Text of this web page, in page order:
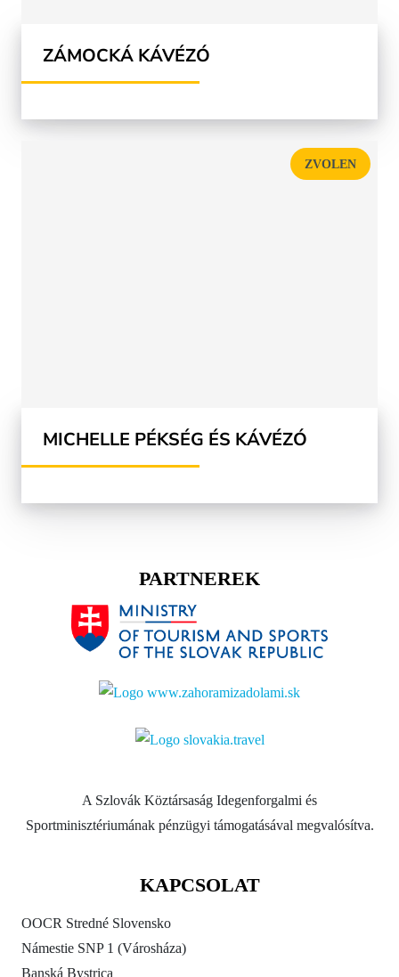
ZÁMOCKÁ KÁVÉZÓ
ZVOLEN
MICHELLE PÉKSÉG ÉS KÁVÉZÓ
PARTNEREK
A Szlovák Köztársaság Idegenforgalmi és
Sportminisztériumának pénzügyi támogatásával megvalósítva.
KAPCSOLAT
OOCR Stredné Slovensko
Námestie SNP 1 (Városháza)
Banská Bystrica